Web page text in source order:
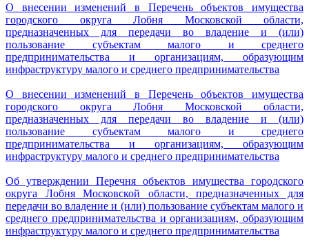
О внесении изменений в Перечень объектов имущества
городского округа Лобня Московской области,
предназначенных для передачи во владение и (или)
пользование субъектам малого и среднего
предпринимательства и организациям, образующим
инфраструктуру малого и среднего предпринимательства
О внесении изменений в Перечень объектов имущества
городского округа Лобня Московской области,
предназначенных для передачи во владение и (или)
пользование субъектам малого и среднего
предпринимательства и организациям, образующим
инфраструктуру малого и среднего предпринимательства
Об утверждении Перечня объектов имущества городского
округа Лобня Московской области, предназначенных для
передачи во владение и (или) пользование субъектам малого и
среднего предпринимательства и организациям, образующим
инфраструктуру малого и среднего предпринимательства